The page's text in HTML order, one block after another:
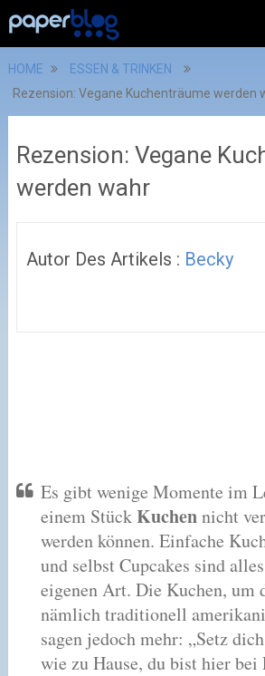
HOME
ESSEN & TRINKEN
Rezension: Vegane Kuchenträume werden
Rezension: Vegane
werden wahr
Autor Des Artikels : Becky
Es gibt wenige Momente im
einem StückKuchennicht
werden können. Einfache
und selbst Cupcakes sind
eigenen Art. Die Kuchen, um
nämlich traditionell
sagen jedoch mehr: „Setz
wie zu Hause, du bist hier bei